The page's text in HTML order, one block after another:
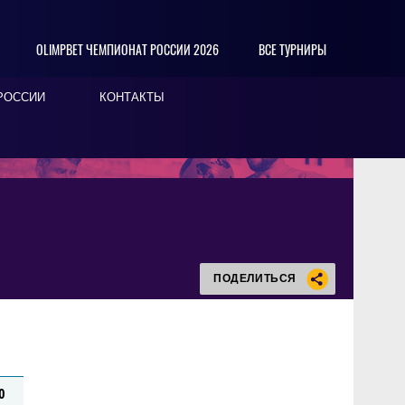
OLIMPBET ЧЕМПИОНАТ РОССИИ 2026 ВСЕ ТУРНИРЫ
КОНТАКТЫ
ПОДЕЛИТЬСЯ